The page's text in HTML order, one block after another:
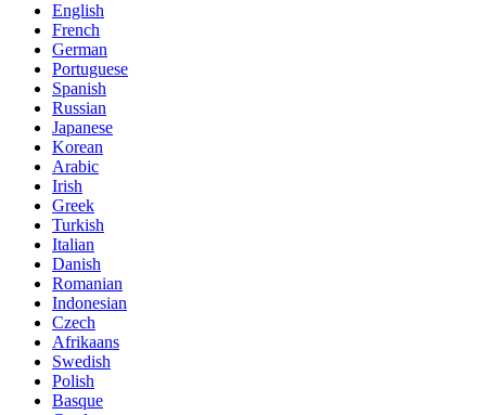
English
French
German
Portuguese
Spanish
Russian
Japanese
Korean
Arabic
Irish
Greek
Turkish
Italian
Danish
Romanian
Indonesian
Czech
Afrikaans
Swedish
Polish
Basque